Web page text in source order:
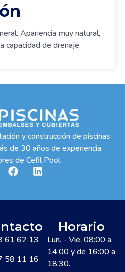
Apariencia muy natural,
capacidad de drenaje.
y construcción de piscinas
de 30 años de experiencia.
de Cefil Pool.
61 62 13
58 11 16
Horario
Lun. - Vie. 08:00 a
14:00 y de 16:00 a
18:30.